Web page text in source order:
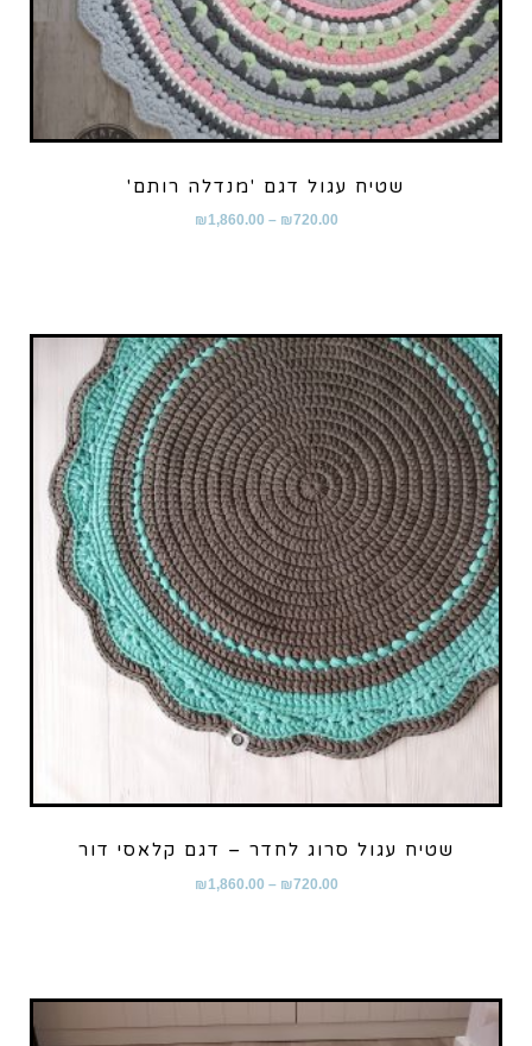
שטיח עגול דגם 'מנדלה רותם'
₪720.00
–
₪1,860.00
שטיח עגול סרוג לחדר – דגם קלאסי דור
₪720.00
–
₪1,860.00